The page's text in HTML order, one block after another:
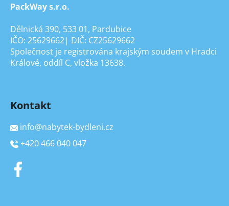
PackWay s.r.o.
Dělnická 390, 533 01, Pardubice
IČO: 25629662| DIČ: CZ25629662
Společnost je registrována krajským soudem v Hradci
Králové, oddíl C, vložka 13638.
Kontakt
info@nabytek-bydleni.cz
+420 466 040 047